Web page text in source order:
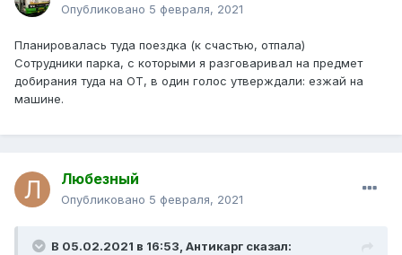
Опубликовано 5 февраля, 2021
Планировалась туда поездка (к счастью, отпала)
Сотрудники парка, с которыми я разговаривал на предмет
добирания туда на ОТ, в один голос утверждали: езжай на
машине.
Любезный
Опубликовано 5 февраля, 2021
В 05.02.2021 в 16:53, Антикарг сказал: